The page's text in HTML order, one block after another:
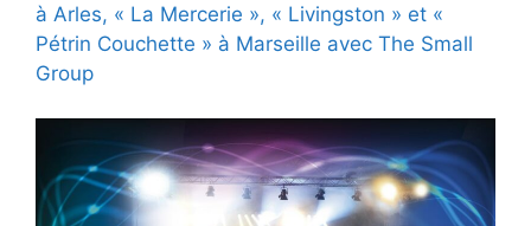
à Arles, « La Mercerie », « Livingston » et «
Pétrin Couchette » à Marseille avec The Small
Group